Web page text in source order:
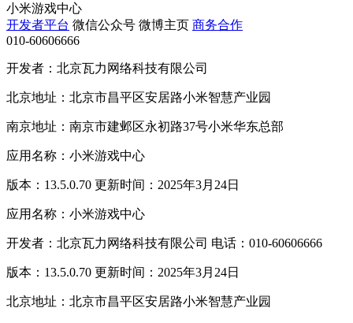
小米游戏中心
开发者平台 微信公众号 微博主页 商务合作
010-60606666
开发者：北京瓦力网络科技有限公司
北京地址：北京市昌平区安居路小米智慧产业园
南京地址：南京市建邺区永初路37号小米华东总部
应用名称：小米游戏中心
版本：13.5.0.70 更新时间：2025年3月24日
应用名称：小米游戏中心
开发者：北京瓦力网络科技有限公司 电话：010-60606666
版本：13.5.0.70 更新时间：2025年3月24日
北京地址：北京市昌平区安居路小米智慧产业园